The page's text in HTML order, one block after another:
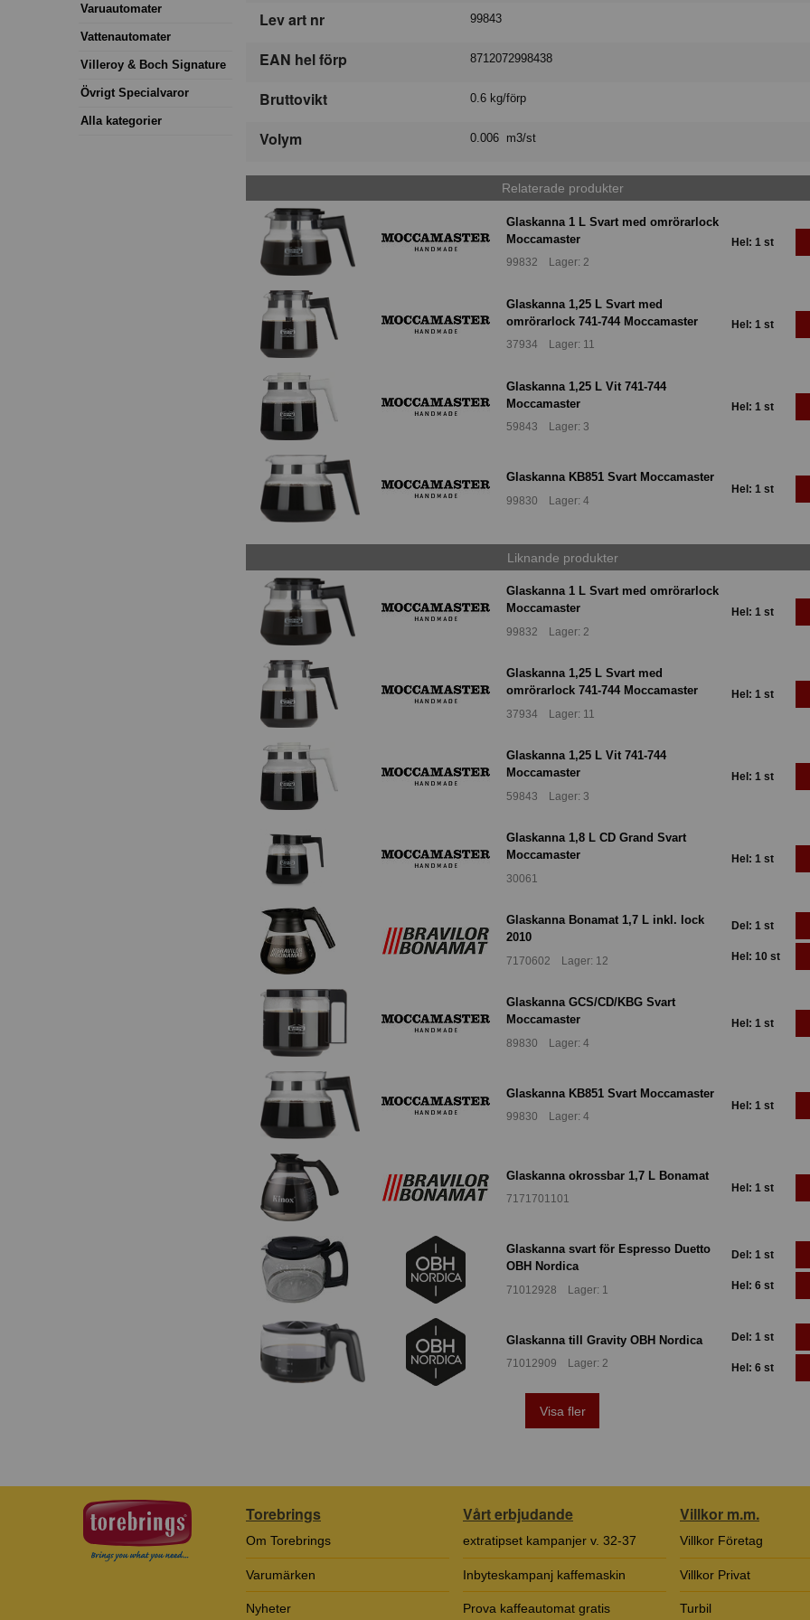
Varuautomater
Vattenautomater
Villeroy & Boch Signature
Övrigt Specialvaror
Alla kategorier
Lev art nr 99843
EAN hel förp 8712072998438
Bruttovikt 0.6 kg/förp
Volym 0.006 m3/st
Relaterade produkter
Glaskanna 1 L Svart med omrörarlock
Moccamaster
99832 Lager: 2
Hel: 1 st
Glaskanna 1,25 L Svart med
omrörarlock 741-744 Moccamaster
37934 Lager: 11
Hel: 1 st
Glaskanna 1,25 L Vit 741-744
Moccamaster
59843 Lager: 3
Hel: 1 st
Glaskanna KB851 Svart Moccamaster
99830 Lager: 4
Hel: 1 st
Liknande produkter
Glaskanna 1 L Svart med omrörarlock
Moccamaster
99832 Lager: 2
Hel: 1 st
Glaskanna 1,25 L Svart med
omrörarlock 741-744 Moccamaster
37934 Lager: 11
Hel: 1 st
Glaskanna 1,25 L Vit 741-744
Moccamaster
59843 Lager: 3
Hel: 1 st
Glaskanna 1,8 L CD Grand Svart
Moccamaster
30061
Hel: 1 st
Glaskanna Bonamat 1,7 L inkl. lock
2010
7170602 Lager: 12
Del: 1 st
Hel: 10 st
Glaskanna GCS/CD/KBG Svart
Moccamaster
89830 Lager: 4
Hel: 1 st
Glaskanna KB851 Svart Moccamaster
99830 Lager: 4
Hel: 1 st
Glaskanna okrossbar 1,7 L Bonamat
7171701101
Hel: 1 st
Glaskanna svart för Espresso Duetto
OBH Nordica
71012928 Lager: 1
Del: 1 st
Hel: 6 st
Glaskanna till Gravity OBH Nordica
71012909 Lager: 2
Del: 1 st
Hel: 6 st
Visa fler
Torebrings
Om Torebrings
Varumärken
Nyheter
Vårt erbjudande
extratipset kampanjer v. 32-37
Inbyteskampanj kaffemaskin
Prova kaffeautomat gratis
Villkor m.m.
Villkor Företag
Villkor Privat
Turbil